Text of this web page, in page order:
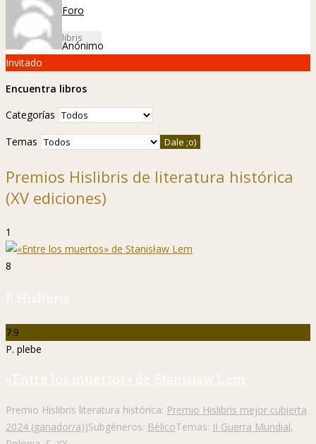
Foro
Anónimo
Invitado
Encuentra libros
Categorías
Temas
Premios Hislibris de literatura histórica
(XV ediciones)
1
8
P. Hislibris
7.9
P. plebe
«Entre los muertos» de Stanisław Lem
Premio Hislibris literatura histórica: Premio Hislibris mejor cubierta
2024 (ganador/a))Subgéneros: BélicoTemas: II Guerra Mundial,